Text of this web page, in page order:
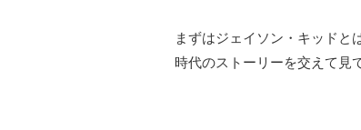
まずはジェイソン・キッドと
時代のストーリーを交えて見